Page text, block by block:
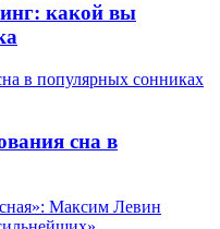
какой вы
в популярных сонниках
сна в
Максим Левин